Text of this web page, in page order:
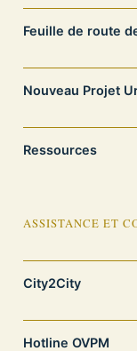
Feuille de route
Nouveau Projet
Ressources
ASSISTANCE ET
City2City
Hotline OVPM